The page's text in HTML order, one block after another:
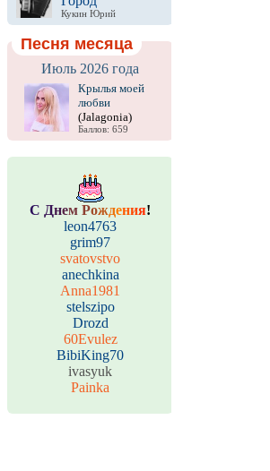
Кукин Юрий
Песня месяца
Июль 2026 года
Крылья моей
любви
(Jalagonia)
Баллов: 659
С Днем Рождения!
leon4763
grim97
svatovstvo
anechkina
Anna1981
stelszipo
Drozd
60Evulez
BibiKing70
ivasyuk
Painka